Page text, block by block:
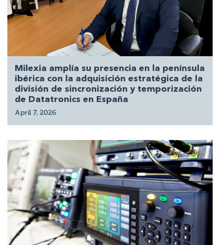
Milexia amplía su presencia en la península
ibérica con la adquisición estratégica de la
división de sincronización y temporización
de Datatronics en España
April 7, 2026